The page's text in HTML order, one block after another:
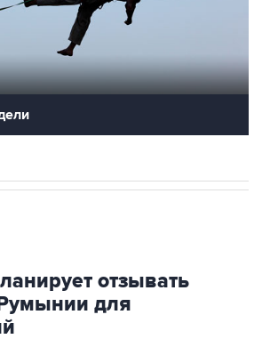
отзывать
для